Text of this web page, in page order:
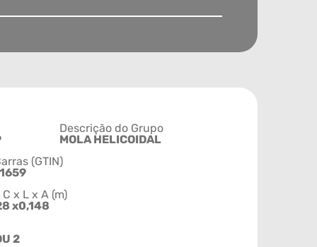
Descrição do Grupo
MOLA HELICOIDAL
(GTIN)
x L x A (m)
x0,148
2